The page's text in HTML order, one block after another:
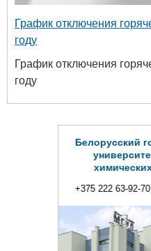
График отключения
году
График отключения
году